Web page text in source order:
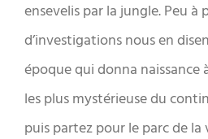
ensevelis par la jungle. Peu à
d’investigations nous en
époque qui donna naissance
les plus mystérieuse du
puis partez pour le parc de la